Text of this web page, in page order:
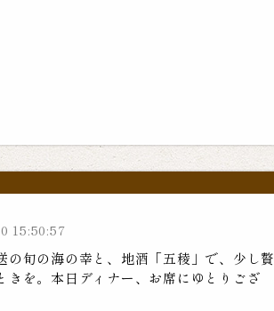
15:50:57
の旬の海の幸と、地酒「五稜」で、少し贅
きを。本日ディナー、お席にゆとりござ